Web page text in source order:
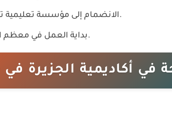
الانضمام إلى مؤسسة تعليمية تشهد نموًا وتوسعًا في الدوحة.
بداية العمل في معظم الوظائف خلال أغسطس 2026.
في أكاديمية الجزيرة